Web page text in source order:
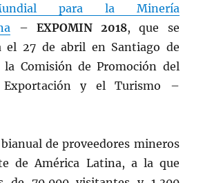
para la Minería
– EXPOMIN 2018, que se
el 27 de abril en Santiago de
Comisión de Promoción del
y el Turismo –
de proveedores mineros
de América Latina, a la que